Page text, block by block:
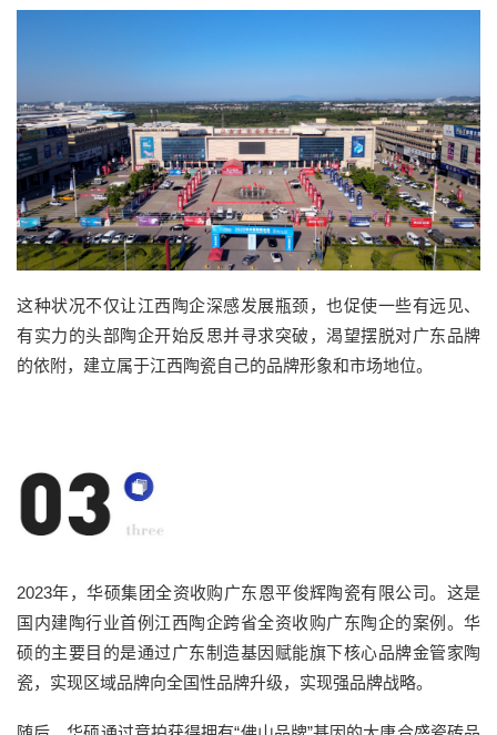
这种状况不仅让江西陶企深感发展瓶颈，也促使一些有远见、
有实力的头部陶企开始反思并寻求突破，渴望摆脱对广东品牌
的依附，建立属于江西陶瓷自己的品牌形象和市场地位。
2023年，华硕集团全资收购广东恩平俊辉陶瓷有限公司。这是
国内建陶行业首例江西陶企跨省全资收购广东陶企的案例。华
硕的主要目的是通过广东制造基因赋能旗下核心品牌金管家陶
瓷，实现区域品牌向全国性品牌升级，实现强品牌战略。